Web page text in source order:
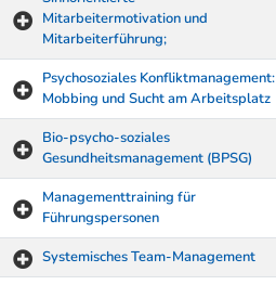
Mitarbeitermotivation und
Mitarbeiterführung;
Psychosoziales Konfliktmanagement:
Mobbing und Sucht am Arbeitsplatz
Bio-psycho-soziales
Gesundheitsmanagement (BPSG)
Managementtraining für
Führungspersonen
Systemisches Team-Management